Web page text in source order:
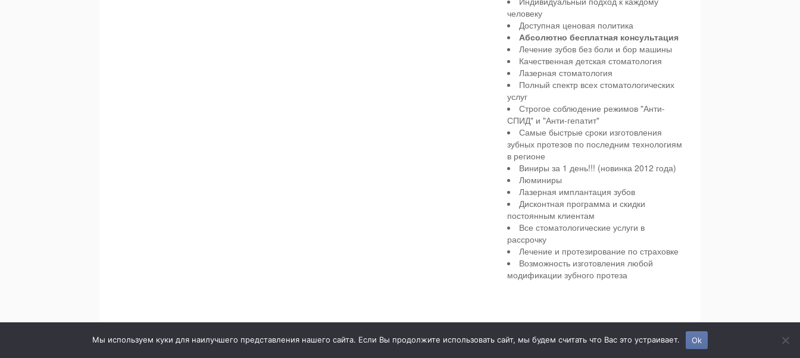
человеку
Доступная ценовая политика
Абсолютно бесплатная консультация
Лечение зубов без боли и бор машины
Качественная детская стоматология
Лазерная стоматология
Полный спектр всех стоматологических
услуг
Строгое соблюдение режимов "Анти-
СПИД" и "Анти-гепатит"
Самые быстрые сроки изготовления
зубных протезов по последним технологиям
в регионе
Виниры за 1 день!!! (новинка 2012 года)
Люминиры
Лазерная имплантация зубов
Дисконтная программа и скидки
постоянным клиентам
Все стоматологические услуги в
рассрочку
Лечение и протезирование по страховке
Возможность изготовления любой
модификации зубного протеза
Детская и взрослая стоматология в городе Сумы.
Мы используем куки для наилучшего представления нашего сайта. Если Вы продолжите использовать сайт, мы будем считать что Вас это устраивает. Ok